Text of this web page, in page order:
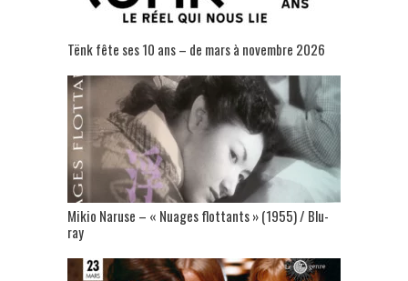
Tënk fête ses 10 ans – de mars à novembre 2026
Mikio Naruse – « Nuages flottants » (1955) / Blu-
ray